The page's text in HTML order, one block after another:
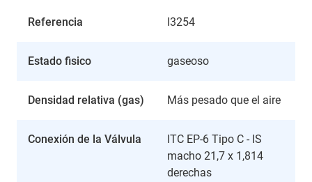
Referencia I3254
Estado fisico gaseoso
Densidad relativa (gas) Más pesado que el aire
Conexión de la Válvula
ITC EP-6 Tipo C - IS
macho 21,7 x 1,814
derechas